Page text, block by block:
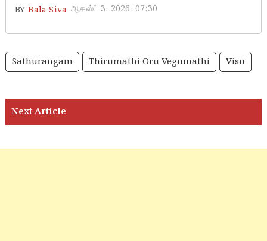
BY Bala Siva ஆகஸ்ட் 3, 2026, 07:30
Sathurangam Thirumathi Oru Vegumathi Visu